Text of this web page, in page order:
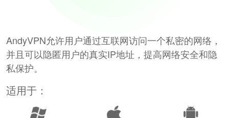
AndyVPN允许用户通过互联网访问一个私密的网络，
并且可以隐匿用户的真实IP地址，提高网络安全和隐
私保护。
适用于：